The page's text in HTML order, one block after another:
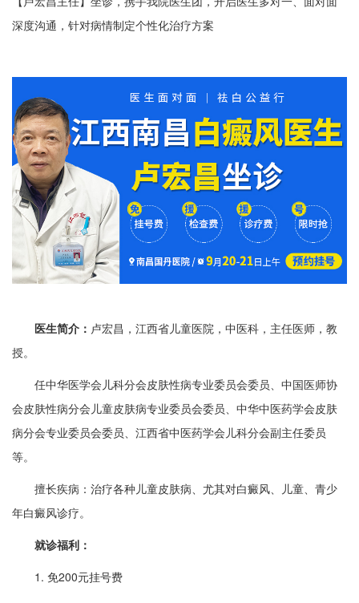
深度沟通，针对病情制定个性化治疗方案
医生简介： 卢宏昌，江西省儿童医院，中医科，主任医师，教
授。
任中华医学会儿科分会皮肤性病专业委员会委员、中国医师协
会皮肤性病分会儿童皮肤病专业委员会委员、中华中医药学会皮肤
病分会专业委员会委员、江西省中医药学会儿科分会副主任委员
等。
擅长疾病：治疗各种儿童皮肤病、尤其对白癜风、儿童、青少
年白癜风诊疗。
就诊福利：
1. 免200元挂号费